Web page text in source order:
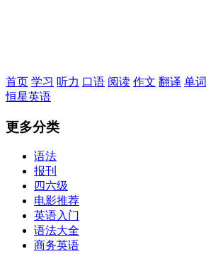
首页 学习 听力 口语 阅读 作文 翻译 单词
恒星英语
更多分类
语法
报刊
四六级
电影推荐
英语入门
语法大全
商务英语